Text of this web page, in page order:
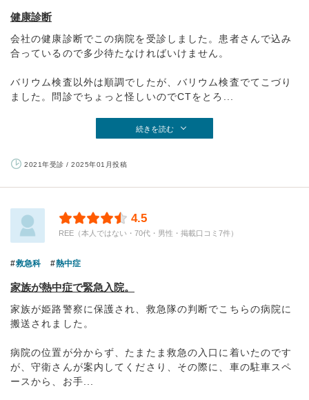
健康診断
会社の健康診断でこの病院を受診しました。患者さんで込み
合っているので多少待たなければいけません。
バリウム検査以外は順調でしたが、バリウム検査でてこづり
ました。問診でちょっと怪しいのでCTをとろ...
続きを読む
2021年受診 / 2025年01月投稿
4.5
REE（本人ではない・70代・男性・掲載口コミ7件）
救急科 熱中症
家族が熱中症で緊急入院。
家族が姫路警察に保護され、救急隊の判断でこちらの病院に
搬送されました。
病院の位置が分からず、たまたま救急の入口に着いたのです
が、守衛さんが案内してくださり、その際に、車の駐車スペ
ースから、お手...